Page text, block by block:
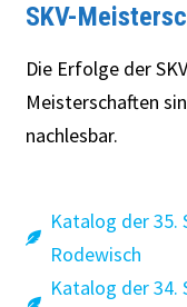
SKV-
Die Erfolge der
Meisterschaften
nachlesbar.
Katalog der 35.
Rodewisch
Katalog der 34.